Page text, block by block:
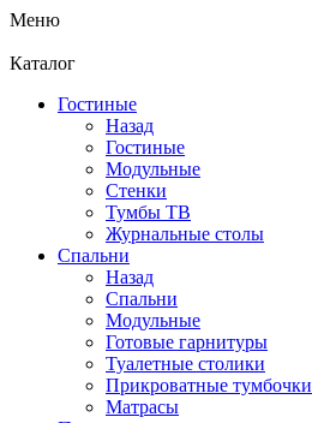
Меню
Каталог
Гостиные
Назад
Гостиные
Модульные
Стенки
Тумбы ТВ
Журнальные столы
Спальни
Назад
Спальни
Модульные
Готовые гарнитуры
Туалетные столики
Прикроватные тумбочки
Матрасы